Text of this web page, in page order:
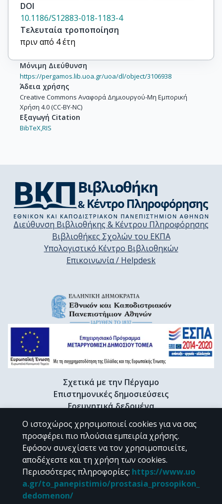
DOI
10.1186/S12883-018-1183-4
Τελευταία τροποποίηση
πριν από 4 έτη
Μόνιμη Διεύθυνση
https://pergamos.lib.uoa.gr/uoa/dl/object/3106938
Άδεια χρήσης
Creative Commons Αναφορά Δημιουργού-Μη Εμπορική
Χρήση 4.0 (CC-BY-NC)
Εξαγωγή Citation
BibTeX,RIS
Διεύθυνση Βιβλιοθήκης & Κέντρου Πληροφόρησης
Βιβλιοθήκες Σχολών του ΕΚΠΑ
Υπολογιστικό Κέντρο Βιβλιοθηκών
Επικοινωνία / Helpdesk
Σχετικά με την Πέργαμο
Επιστημονικές δημοσιεύσεις
Ερευνητικά δεδομένα
Διδακτορικές διατριβές & Γκρίζα βιβλιογραφία
Προφίλ Ερευνητή
CC BY-NC 4.0
Εκτός αν αναφέρεται διαφορετικά, το υλικό της "Περγάμου" διατίθεται
Ο ιστοχώρος χρησιμοποιεί cookies για να σας
προσφέρει πιο πλούσια εμπειρία χρήσης.
Εφόσον συνεχίσετε να τον χρησιμοποιείτε,
αποδέχεστε και τη χρήση των cookies.
Περισσότερες πληροφορίες: https://www.uo
a.gr/to_panepistimio/prostasia_prosopikon_
dedomenon/